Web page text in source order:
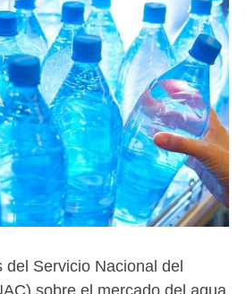
del Servicio Nacional del
sobre el mercado del agua